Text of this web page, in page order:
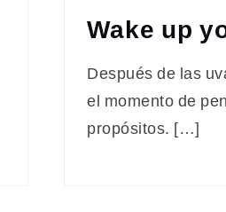
Wake up
Después de las
el momento de
propósitos. […]